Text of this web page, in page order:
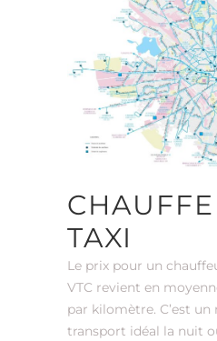
TAXI
Le prix pour un
VTC revient en
par kilomètre. C’est un
transport idéal la nuit